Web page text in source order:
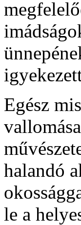
Egész
halandó
le a